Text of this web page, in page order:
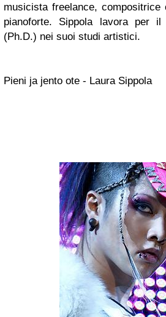
musicista freelance, compositrice
pianoforte. Sippola lavora per
(Ph.D.) nei suoi studi artistici.
Pieni ja jento ote - Laura Sippola